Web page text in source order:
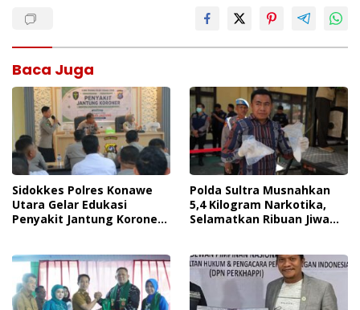
Baca Juga
Sidokkes Polres Konawe
Utara Gelar Edukasi
Penyakit Jantung Koroner,
Hidup Sehat
Polda Sultra Musnahkan
5,4 Kilogram Narkotika,
Selamatkan Ribuan Jiwa